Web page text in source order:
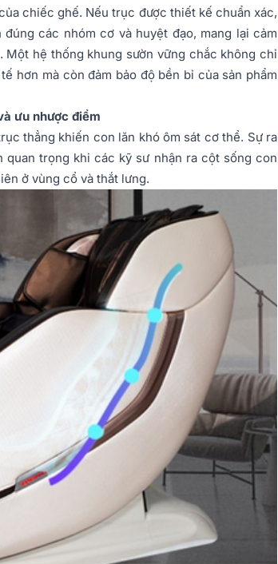
chiếc ghế. Nếu trục được thiết kế chuẩn xác,
các nhóm cơ và huyệt đạo, mang lại cảm
Một hệ thống khung sườn vững chắc không chỉ
hơn mà còn đảm bảo độ bền bỉ của sản phẩm
ưu nhược điểm
thẳng khiến con lăn khó ôm sát cơ thể. Sự ra
trọng khi các kỹ sư nhận ra cột sống con
ở vùng cổ và thắt lưng.